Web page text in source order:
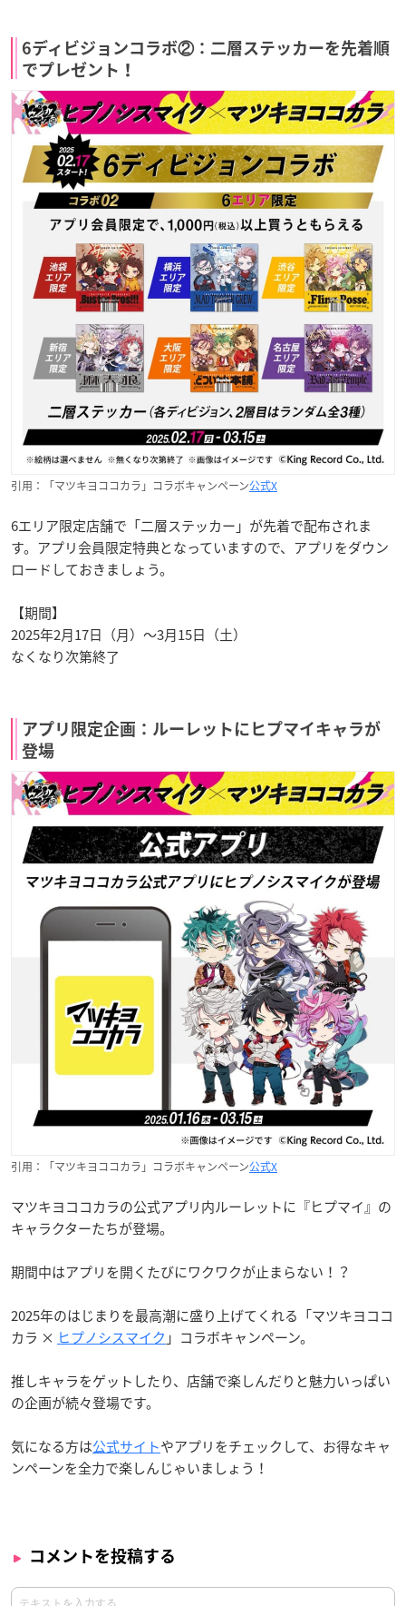
6ディビジョンコラボ②：二層ステッカーを先着順
でプレゼント！
引用：「マツキヨココカラ」コラボキャンペーン公式X
6エリア限定店舗で「二層ステッカー」が先着で配布されま
す。アプリ会員限定特典となっていますので、アプリをダウン
ロードしておきましょう。
【期間】
2025年2月17日（月）～3月15日（土）
なくなり次第終了
アプリ限定企画：ルーレットにヒプマイキャラが
登場
引用：「マツキヨココカラ」コラボキャンペーン公式X
マツキヨココカラの公式アプリ内ルーレットに『ヒプマイ』の
キャラクターたちが登場。
期間中はアプリを開くたびにワクワクが止まらない！？
2025年のはじまりを最高潮に盛り上げてくれる「マツキヨココ
カラ × ヒプノシスマイク 」コラボキャンペーン。
推しキャラをゲットしたり、店舗で楽しんだりと魅力いっぱい
の企画が続々登場です。
気になる方は公式サイトやアプリをチェックして、お得なキャ
ンペーンを全力で楽しんじゃいましょう！
コメントを投稿する